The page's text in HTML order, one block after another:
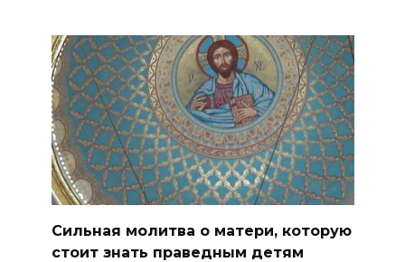
Сильная молитва о матери, которую
стоит знать праведным детям